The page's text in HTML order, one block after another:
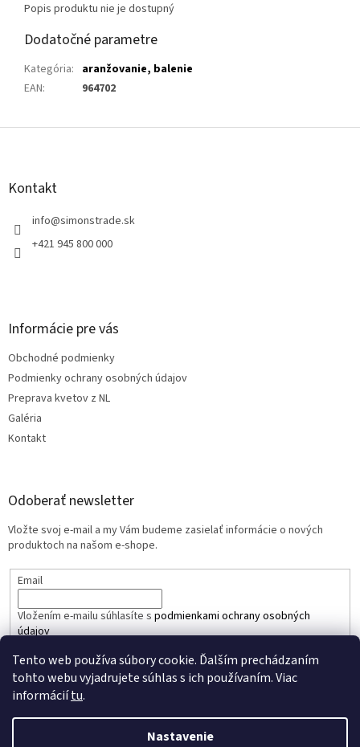
Tento web používa súbory cookie. Ďalším prechádzaním
tohto webu vyjadrujete súhlas s ich používaním. Viac
informáciítu.
Nastavenie
Popis produktu nie je dostupný
Dodatočné parametre
Kategória: aranžovanie, balenie
EAN: 964702
Z
Kontakt
info@simonstrade.sk
+421 945 800 000
Informácie pre vás
Obchodné podmienky
Podmienky ochrany osobných údajov
Preprava kvetov z NL
Galéria
Kontakt
Odoberať newsletter
Vložte svoj e-mail a my Vám budeme zasielať informácie o nových
produktoch na našom e-shope.
Email
Vložením e-mailu súhlasíte s podmienkami ochrany osobných
údajov
PRIHLÁSIŤ SA
Vytvoril Shoptet